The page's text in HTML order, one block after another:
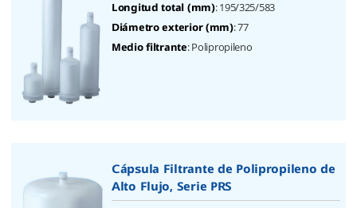
Longitud total (mm): 195/325/583
Diámetro exterior (mm): 77
Medio filtrante: Polipropileno
Cápsula Filtrante de Polipropileno de
Alto Flujo, Serie PRS